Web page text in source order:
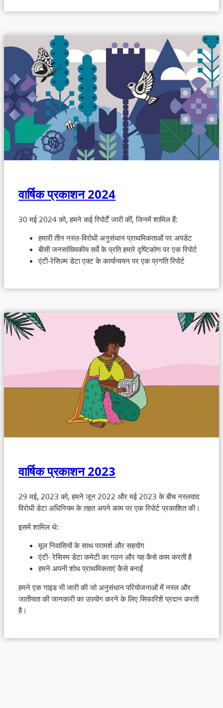
वार्षिक प्रकाशन 2024
30 मई 2024 को, हमने कई रिपोर्टें जारी कीं, जिनमें शामिल हैं:
हमारी तीन नस्ल-विरोधी अनुसंधान प्राथमिकताओं पर अपडेट
बीसी जनसांख्यिकीय सर्वे के प्रति हमारे दृष्टिकोण पर एक रिपोर्ट
एंटी-रेसिज़्म डेटा एक्‍ट के कार्यान्वयन पर एक प्रगति रिपोर्ट
वार्षिक प्रकाशन 2023
29 मई, 2023 को, हमने जून 2022 और मई 2023 के बीच नस्लवाद
विरोधी डेटा अधिनियम के तहत अपने काम पर एक रिपोर्ट प्रकाशित की।
इसमें शामिल थे:
मूल निवासियों के साथ परामर्श और सहयोग
एंटी- रेसिस्म डेटा कमेटी का गठन और यह कैसे काम करती है
हमने अपनी शोध प्राथमिकताएं कैसे बनाईं
हमने एक गाइड भी जारी की जो अनुसंधान परियोजनाओं में नस्ल और
जातीयता की जानकारी का उपयोग करने के लिए सिफारिशें प्रदान करती
है।